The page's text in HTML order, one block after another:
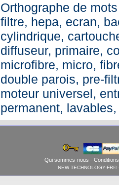
Orthographe de
filtre, hepa, ecran,
cylindrique,
diffuseur, primaire,
microfibre, micro,
double parois, pre-
moteur universel,
permanent,
Qui sommes-nous -
NEW TECHNOLOGY-